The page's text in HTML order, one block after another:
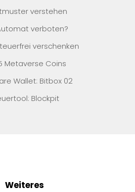
verstehen
verboten?
verschenken
Metaverse Coins
Wallet: Bitbox 02
Blockpit
Weiteres